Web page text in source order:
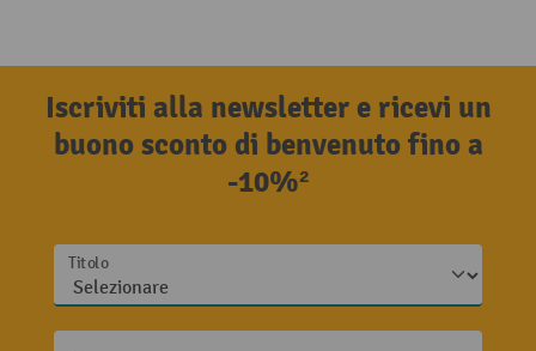
Iscriviti alla newsletter e ricevi un
buono sconto di benvenuto fino a
-10%²
Titolo